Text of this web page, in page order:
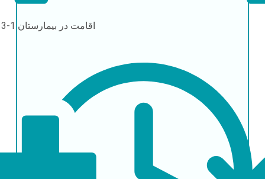
اقامت در بیمارستان 1-3 روز